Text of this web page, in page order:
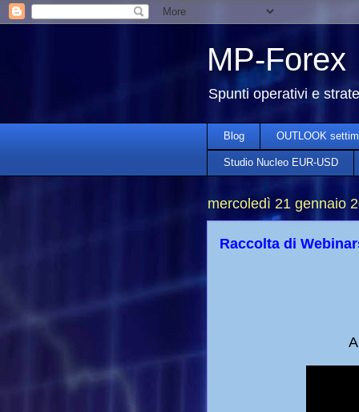
MP-Forex
Spunti operativi e
Blog OUTLOOK
Studio Nucleo EUR-USD
mercoledì 21 gennaio
Raccolta di